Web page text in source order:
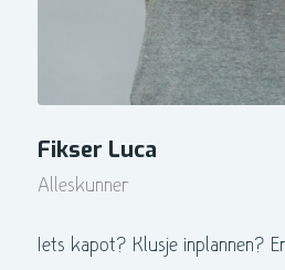
Fikser Luca
Alleskunner
Iets kapot? Klusje inplannen?